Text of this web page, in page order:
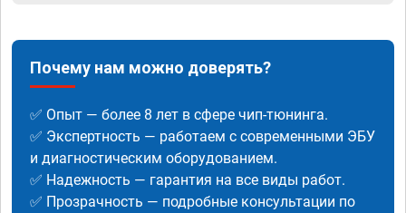
Почему нам можно доверять?
✅ Опыт — более 8 лет в сфере чип-тюнинга.
✅ Экспертность — работаем с современными ЭБУ
и диагностическим оборудованием.
✅ Надежность — гарантия на все виды работ.
✅ Прозрачность — подробные консультации по